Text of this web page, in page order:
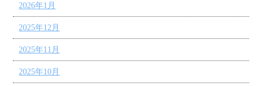
2026年1月
2025年12月
2025年11月
2025年10月